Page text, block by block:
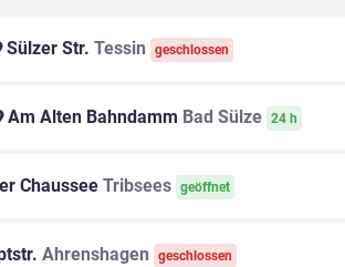
Sülzer Str. Tessin geschlossen
Am Alten Bahndamm Bad Sülze 24 h
Chaussee Tribsees geöffnet
Ahrenshagen geschlossen